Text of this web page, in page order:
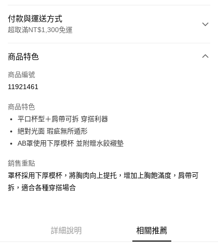
付款與運送方式
超取滿NT$1,300免運
信用卡一次付款
超商取貨付款
運送方式
全家取貨付款
每筆NT$90，滿NT$1,300(含以上)免運費
每筆NT$90，滿NT$1,300(含以上)免運費
7-11取貨付款
每筆NT$90，滿NT$1,300(含以上)免運費
商品特色
商品編號
11921461
商品特色
平口杯型＋肩帶可拆 穿搭利器
絕對光面 瑕疵無所遁形
AB罩使用下厚模杯 並附贈水餃襯墊
銷售重點
罩杯採用下厚模杯，將胸肉向上提托，增加上胸飽滿度，肩帶可
拆，適合各種穿搭場合
詳細說明 相關推薦